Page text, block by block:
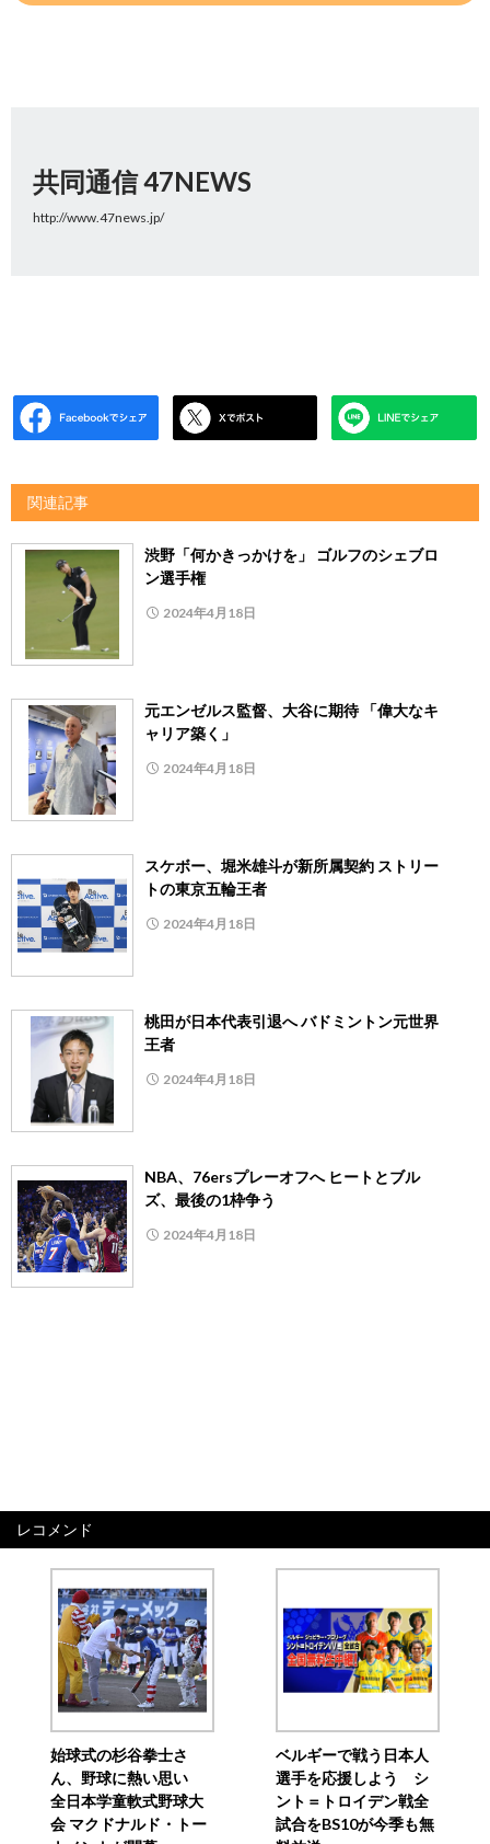
共同通信 47NEWS
http://www.47news.jp/
関連記事
渋野「何かきっかけを」 ゴルフのシェブロ
ン選手権
2024年4月18日
元エンゼルス監督、大谷に期待 「偉大なキ
ャリア築く」
2024年4月18日
スケボー、堀米雄斗が新所属契約 ストリー
トの東京五輪王者
2024年4月18日
桃田が日本代表引退へ バドミントン元世界
王者
2024年4月18日
NBA、76ersプレーオフへ ヒートとブル
ズ、最後の1枠争う
2024年4月18日
レコメンド
始球式の杉谷拳士さ
ん、野球に熱い思い
全日本学童軟式野球大
会 マクドナルド・トー
ベルギーで戦う日本人
選手を応援しよう シ
ント＝トロイデン戦全
試合をBS10が今季も無